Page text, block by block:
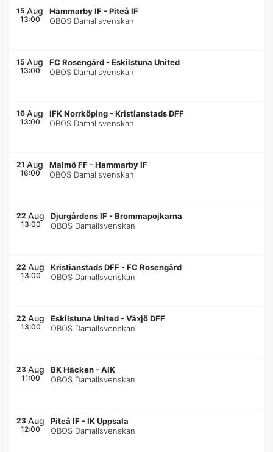
15 Aug
13:00
Hammarby IF -Piteå IF
OBOS Damallsvenskan
15 Aug
13:00
FC Rosengård -Eskilstuna United
OBOS Damallsvenskan
16 Aug
13:00
IFK Norrköping -Kristianstads DFF
OBOS Damallsvenskan
21 Aug
16:00
Malmö FF -Hammarby IF
OBOS Damallsvenskan
22 Aug
13:00
Djurgårdens IF -Brommapojkarna
OBOS Damallsvenskan
22 Aug
13:00
Kristianstads DFF -FC Rosengård
OBOS Damallsvenskan
22 Aug
13:00
Eskilstuna United -Växjö DFF
OBOS Damallsvenskan
23 Aug
11:00
BK Häcken -AIK
OBOS Damallsvenskan
23 Aug
12:00
Piteå IF -IK Uppsala
OBOS Damallsvenskan